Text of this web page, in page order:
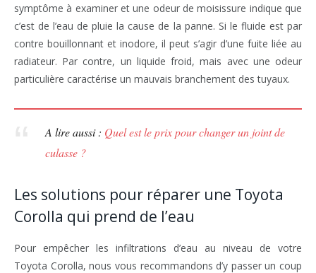
symptôme à examiner et une odeur de moisissure indique que
c’est de l’eau de pluie la cause de la panne. Si le fluide est par
contre bouillonnant et inodore, il peut s’agir d’une fuite liée au
radiateur. Par contre, un liquide froid, mais avec une odeur
particulière caractérise un mauvais branchement des tuyaux.
A lire aussi : Quel est le prix pour changer un joint de
culasse ?
Les solutions pour réparer une Toyota
Corolla qui prend de l’eau
Pour empêcher les infiltrations d’eau au niveau de votre
Toyota Corolla, nous vous recommandons d’y passer un coup